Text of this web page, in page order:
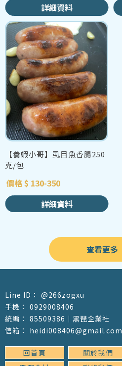
詳細資料
【養蝦小哥】虱目魚香腸250
克/包
價格 $ 130-350
詳細資料
查看更多
@266zogxu
0929008406
85509386｜黑琵企業社
heidi008406@gmail.com
回首頁 關於我們